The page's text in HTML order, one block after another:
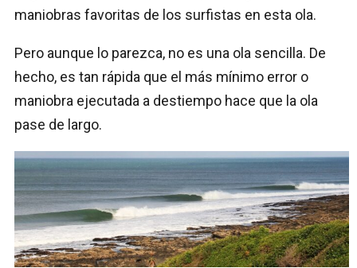
maniobras favoritas de los surfistas en esta ola.
Pero aunque lo parezca, no es una ola sencilla. De
hecho, es tan rápida que el más mínimo error o
maniobra ejecutada a destiempo hace que la ola
pase de largo.